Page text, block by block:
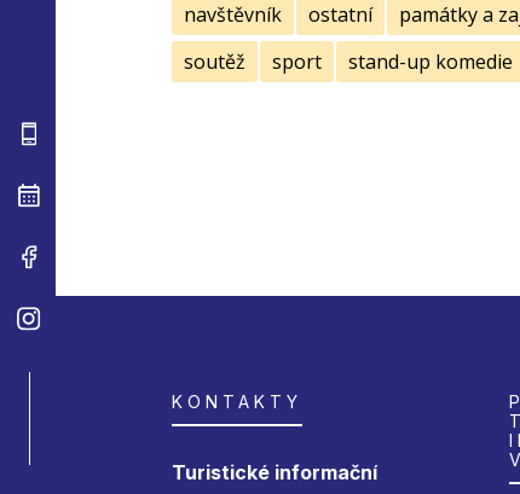
navštěvník
ostatní památky a
soutěž
sport stand-up komedie
KONTAKTY
Turistické informační